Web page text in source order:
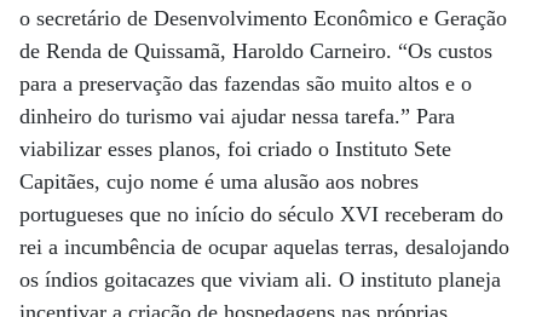
o secretário de Desenvolvimento Econômico e Geração
de Renda de Quissamã, Haroldo Carneiro. “Os custos
para a preservação das fazendas são muito altos e o
dinheiro do turismo vai ajudar nessa tarefa.” Para
viabilizar esses planos, foi criado o Instituto Sete
Capitães, cujo nome é uma alusão aos nobres
portugueses que no início do século XVI receberam do
rei a incumbência de ocupar aquelas terras, desalojando
os índios goitacazes que viviam ali. O instituto planeja